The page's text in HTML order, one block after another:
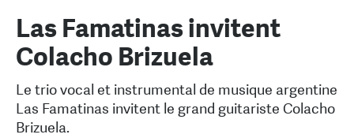
Las Famatinas invitent
Colacho Brizuela
Le trio vocal et instrumental de musique argentine
Las Famatinas invitent le grand guitariste Colacho
Brizuela.